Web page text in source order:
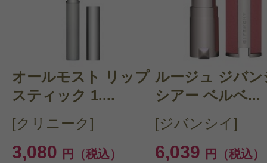
オールモスト リップ
スティック 1....
[クリニーク]
3,080 円（税込）
ルージュ ジバン
シアー ベルベ...
[ジバンシイ]
6,039 円（税込）